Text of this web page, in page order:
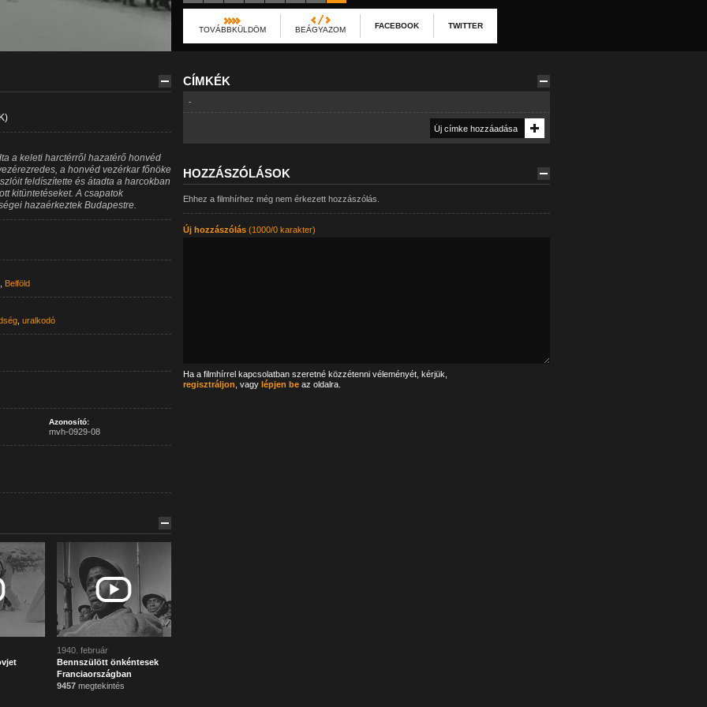
TOVÁBBKÜLDÖM BEÁGYAZOM FACEBOOK TWITTER
a keleti harctérről hazatérő honvéd
a honvéd vezérkar főnöke
feldíszítette és átadta a harcokban
kitüntetéseket. A csapatok
hazaérkeztek Budapestre.
Belföld
, uralkodó
Azonosító:
mvh-0929-08
1940. február
Bennszülött önkéntesek
Franciaországban
9457megtekintés
CÍMKÉK
-
HOZZÁSZÓLÁSOK
Ehhez a filmhírhez még nem érkezett hozzászólás.
Új hozzászólás(1000/0 karakter)
Ha a filmhírrel kapcsolatban szeretné közzétenni véleményét, kérjük,
regisztráljon , vagy lépjen beaz oldalra.